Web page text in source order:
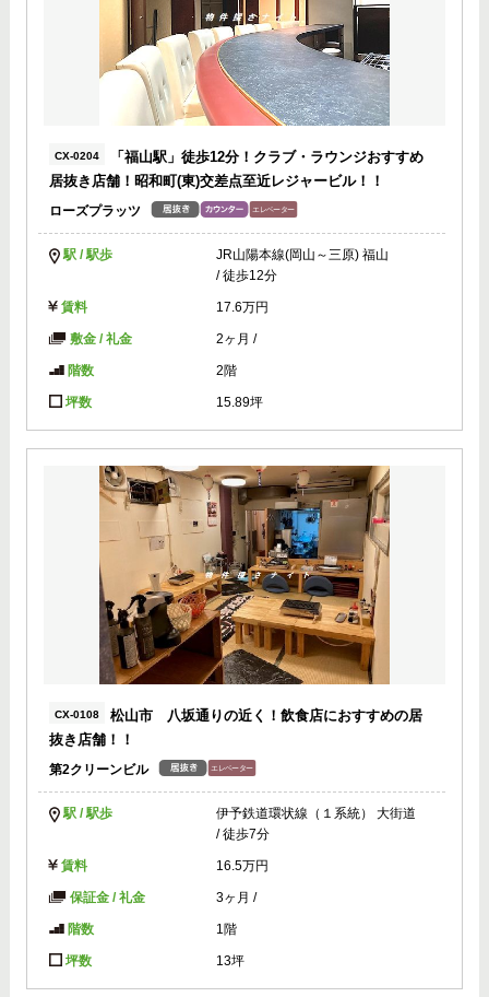
CX-0204
「福山駅」徒歩12分！クラブ・ラウンジおすすめ
居抜き店舗！昭和町(東)交差点至近レジャービル！！
ローズプラッツ
駅 / 駅歩
JR山陽本線(岡山～三原) 福山
/ 徒歩12分
賃料 17.6万円
敷金 / 礼金 2ヶ月 /
階数 2階
坪数 15.89坪
CX-0108
松山市 八坂通りの近く！飲食店におすすめの居
抜き店舗！！
第2クリーンビル
駅 / 駅歩
伊予鉄道環状線（１系統） 大街道
/ 徒歩7分
賃料 16.5万円
保証金 / 礼金 3ヶ月 /
階数 1階
坪数 13坪